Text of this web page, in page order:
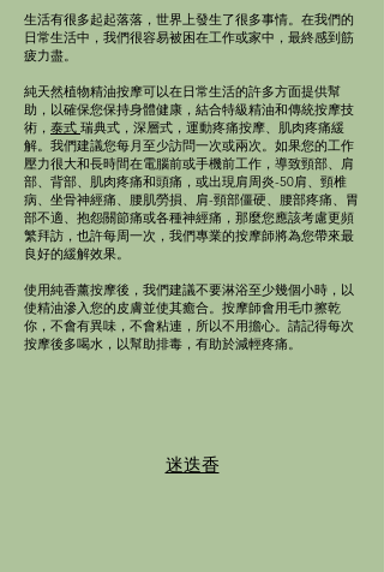
生活有很多起起落落，世界上發生了很多事情。在我們的
日常生活中，我們很容易被困在工作或家中，最終感到筋
疲力盡。
純天然植物精油按摩可以在日常生活的許多方面提供幫
助，以確保您保持身體健康，結合特級精油和傳統按摩技
術， 泰式 瑞典式，深層式，運動疼痛按摩、肌肉疼痛緩
解。我們建議您每月至少訪問一次或兩次。如果您的工作
壓力很大和長時間在電腦前或手機前工作，導致頸部、肩
部、背部、肌肉疼痛和頭痛，或出現肩周炎-50肩、頸椎
病、坐骨神經痛、腰肌勞損、肩-頸部僵硬、腰部疼痛、胃
部不適、抱怨關節痛或各種神經痛，那麼您應該考慮更頻
繁拜訪，也許每周一次，我們專業的按摩師將為您帶來最
良好的緩解效果。
使用純香薰按摩後，我們建議不要淋浴至少幾個小時，以
使精油滲入您的皮膚並使其癒合。按摩師會用毛巾擦乾
你，不會有異味，不會粘連，所以不用擔心。請記得每次
按摩後多喝水，以幫助排毒，有助於減輕疼痛。
迷迭香